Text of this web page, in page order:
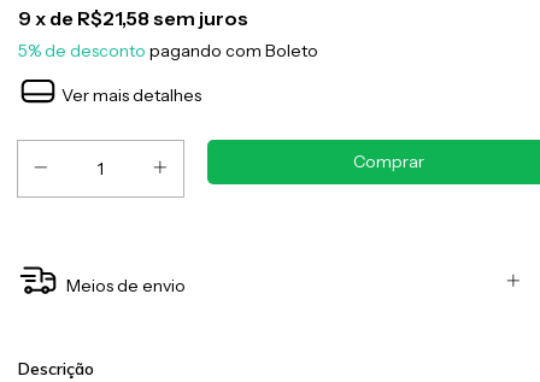
9 x de R$21,58 sem juros
5% de desconto pagando com Boleto
Ver mais detalhes
Meios de envio
Descrição